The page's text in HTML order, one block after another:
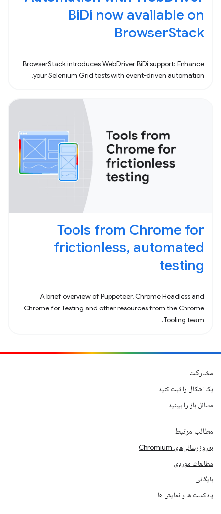
BiDi now available on
BrowserStack
BrowserStack introduces WebDriver BiDi support: Enhance
your Selenium Grid tests with event-driven automation.
Tools from Chrome for
frictionless, automated
testing
A brief overview of Puppeteer, Chrome Headless and
Chrome for Testing and other resources from the Chrome
Tooling team.
مشارکت
یک اشکال را ثبت کنید
مسائل باز را ببینید
مطالب مرتبط
به‌روزرسانی‌های Chromium
مطالعات موردی
بایگانی
پادکست ها و نمایش ها